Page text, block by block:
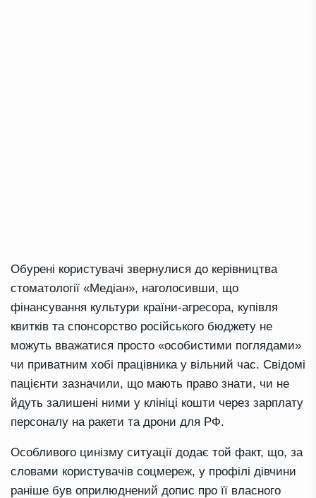
Обурені користувачі звернулися до керівництва
стоматології «Медіан», наголосивши, що
фінансування культури країни-агресора, купівля
квитків та спонсорство російського бюджету не
можуть вважатися просто «особистими поглядами»
чи приватним хобі працівника у вільний час. Свідомі
пацієнти зазначили, що мають право знати, чи не
йдуть залишені ними у клініці кошти через зарплату
персоналу на ракети та дрони для РФ.
Особливого цинізму ситуації додає той факт, що, за
словами користувачів соцмереж, у профілі дівчини
раніше був оприлюднений допис про її власного